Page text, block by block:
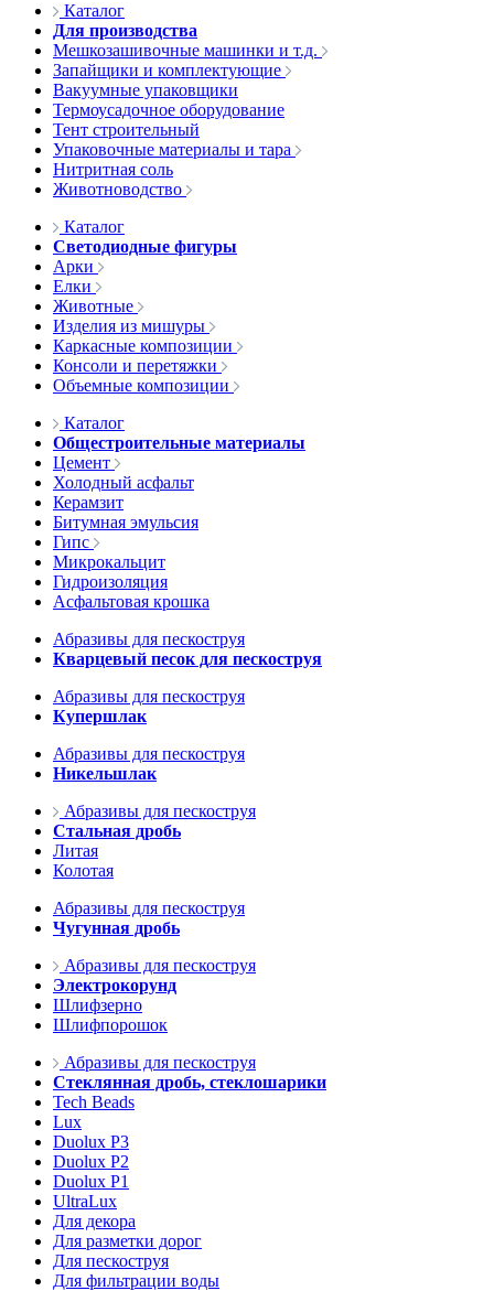
Каталог
Для производства
Мешкозашивочные машинки и т.д.
Запайщики и комплектующие
Вакуумные упаковщики
Термоусадочное оборудование
Тент строительный
Упаковочные материалы и тара
Нитритная соль
Животноводство
Каталог
Светодиодные фигуры
Арки
Елки
Животные
Изделия из мишуры
Каркасные композиции
Консоли и перетяжки
Объемные композиции
Каталог
Общестроительные материалы
Цемент
Холодный асфальт
Керамзит
Битумная эмульсия
Гипс
Микрокальцит
Гидроизоляция
Асфальтовая крошка
Абразивы для пескоструя
Кварцевый песок для пескоструя
Абразивы для пескоструя
Купершлак
Абразивы для пескоструя
Никельшлак
Абразивы для пескоструя
Стальная дробь
Литая
Колотая
Абразивы для пескоструя
Чугунная дробь
Абразивы для пескоструя
Электрокорунд
Шлифзерно
Шлифпорошок
Абразивы для пескоструя
Стеклянная дробь, стеклошарики
Tech Beads
Lux
Duolux P3
Duolux P2
Duolux P1
UltraLux
Для декора
Для разметки дорог
Для пескоструя
Для фильтрации воды